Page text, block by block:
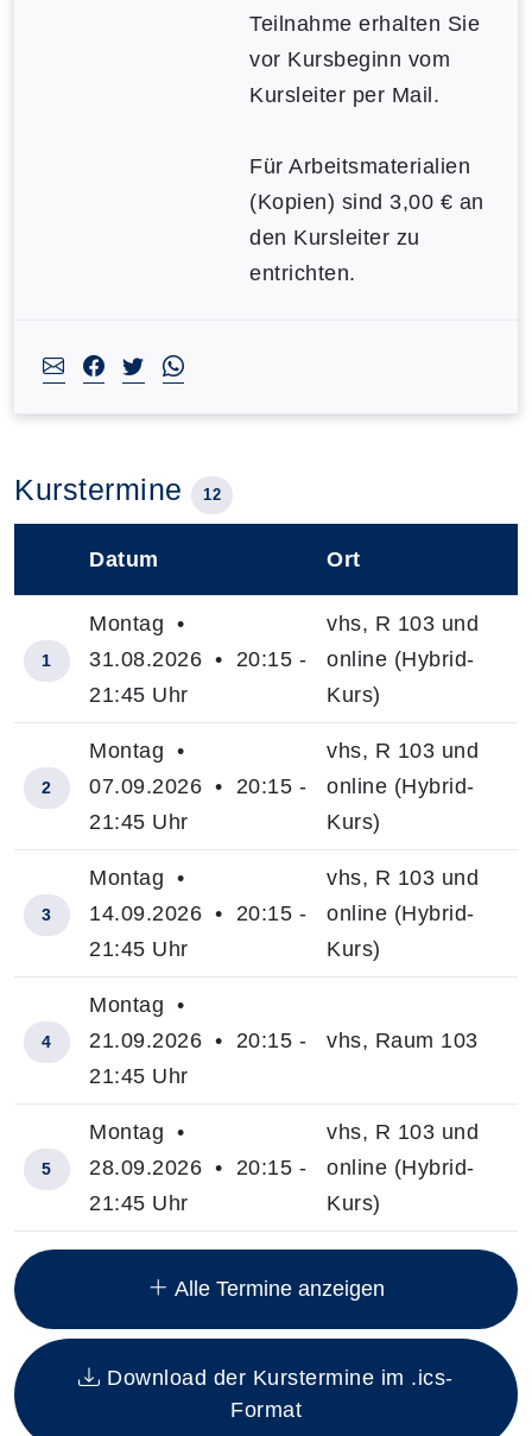
Teilnahme erhalten Sie
vor Kursbeginn vom
Kursleiter per Mail.
Für Arbeitsmaterialien
(Kopien) sind 3,00 € an
den Kursleiter zu
entrichten.
Kurstermine 12
Insgesamt gibt es 12 Termine zum diesen Kurs
Datum Ort
1
Montag •
31.08.2026 • 20:15 -
21:45 Uhr
vhs, R 103 und
online (Hybrid-
Kurs)
2
Montag •
07.09.2026 • 20:15 -
21:45 Uhr
vhs, R 103 und
online (Hybrid-
Kurs)
3
Montag •
14.09.2026 • 20:15 -
21:45 Uhr
vhs, R 103 und
online (Hybrid-
Kurs)
4
Montag •
21.09.2026 • 20:15 -
21:45 Uhr
vhs, Raum 103
5
Montag •
28.09.2026 • 20:15 -
21:45 Uhr
vhs, R 103 und
online (Hybrid-
Kurs)
Alle Termine anzeigen
Download der Kurstermine im .ics-
Format